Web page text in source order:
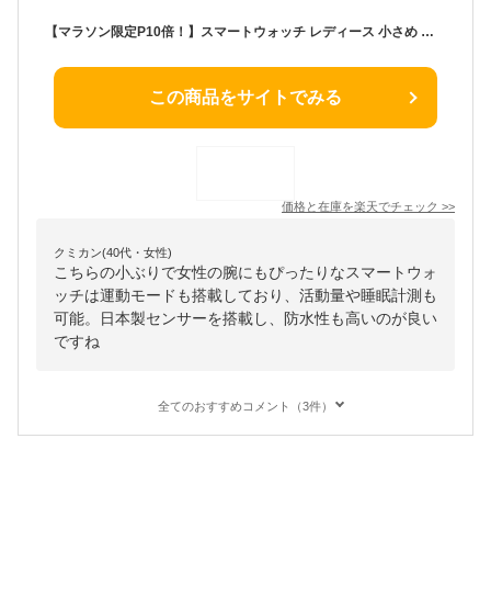
【マラソン限定P10倍！】スマートウォッチ レディース 小さめ 日本製センサー 24時間健康管理 運動モード 心拍数 睡眠管理 活動量計 着信通知 通話機能 目覚まし機能 時計 女性 生理機能 歩数計 Bluetooth5.2 LINE通知 天気予報 腕時計 IP68防水 プレゼント
この商品をサイトでみる
価格と在庫を楽天でチェック >>
クミカン(40代・女性)
こちらの小ぶりで女性の腕にもぴったりなスマートウォ
ッチは運動モードも搭載しており、活動量や睡眠計測も
可能。日本製センサーを搭載し、防水性も高いのが良い
ですね
全てのおすすめコメント（3件）